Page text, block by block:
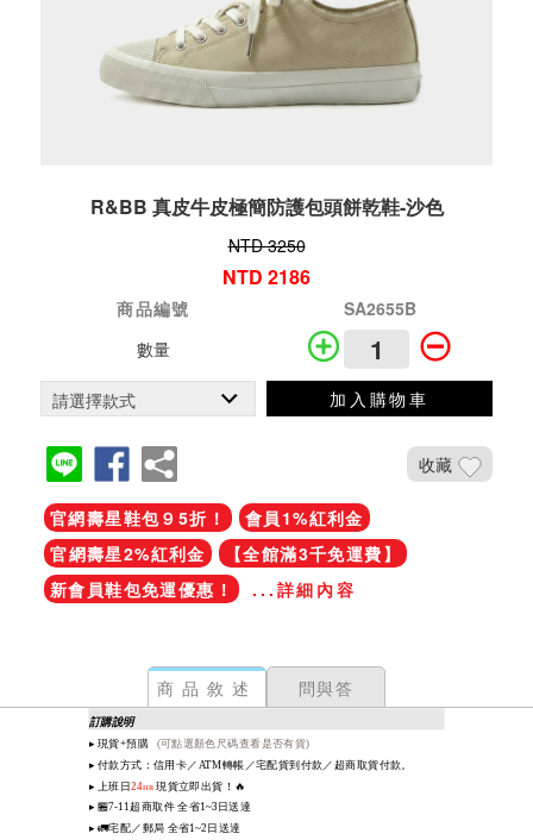
R&BB 真皮牛皮極簡防護包頭餅乾鞋-沙色
NTD 3250
NTD 2186
商品編號
SA2655B
數量
加入購物車
收藏
官網壽星鞋包９5折！
會員1%紅利金
官網壽星2%紅利金
【全館滿3千免運費】
新會員鞋包免運優惠！
...詳細內容
商品敘述 問與答